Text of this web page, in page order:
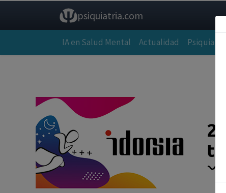
psiquiatria.com
IA en Salud Mental Actualidad Psiquiatría